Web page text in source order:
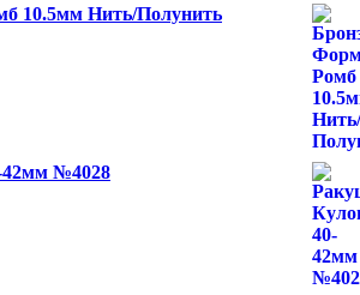
10.5мм Нить/Полунить
№4028